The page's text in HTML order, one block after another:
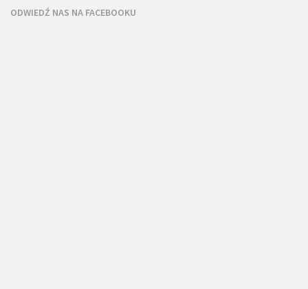
ODWIEDŹ NAS NA FACEBOOKU